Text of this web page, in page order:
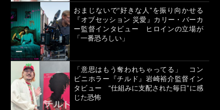
おまじないで“好きな人”を振り向かせる
『オブセッション 災愛』カリー・バーカ
ー監督インタビュー ヒロインの立場が
「一番恐ろしい」
「意思はもう奪われちゃってる」 コン
ビニホラー『チルド』岩崎裕介監督イン
タビュー “仕組みに支配された毎日”に感
じた恐怖